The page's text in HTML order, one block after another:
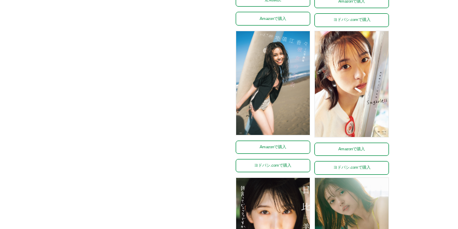
Amazonで購入
Amazonで購入
ヨドバシ.comで購入
Amazonで購入
ヨドバシ.comで購入
Amazonで購入
ヨドバシ.comで購入